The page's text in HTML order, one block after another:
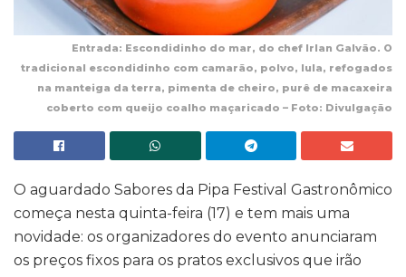
Entrada: Escondidinho do mar, do chef Irlan Galvão. O
tradicional escondidinho com camarão, polvo, lula, refogados
na manteiga da terra, pimenta de cheiro, purê de macaxeira
coberto com queijo coalho maçaricado – Foto: Divulgação
O aguardado Sabores da Pipa Festival Gastronômico
começa nesta quinta-feira (17) e tem mais uma
novidade: os organizadores do evento anunciaram
os preços fixos para os pratos exclusivos que irão